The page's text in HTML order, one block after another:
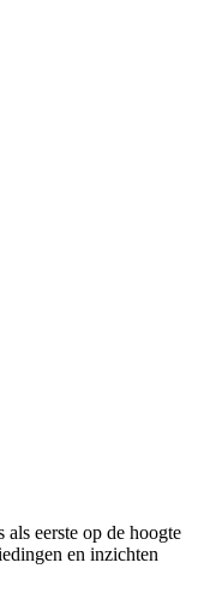
eerste op de hoogte
en inzichten